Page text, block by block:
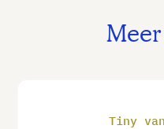
Tiny van